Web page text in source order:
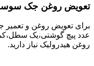
تعویض روغن جک
برای تعویض روغن و تعمیر
عدد پیچ گوشتی،یک
روغن هیدرولیک نیاز دارید.